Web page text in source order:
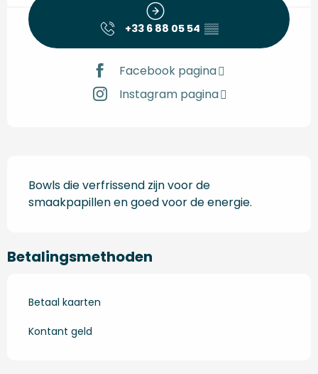
+33 6 88 05 54 ▒▒
Facebook pagina
Instagram pagina
Bowls die verfrissend zijn voor de
smaakpapillen en goed voor de energie.
Betalingsmethoden
Betaal kaarten
Kontant geld